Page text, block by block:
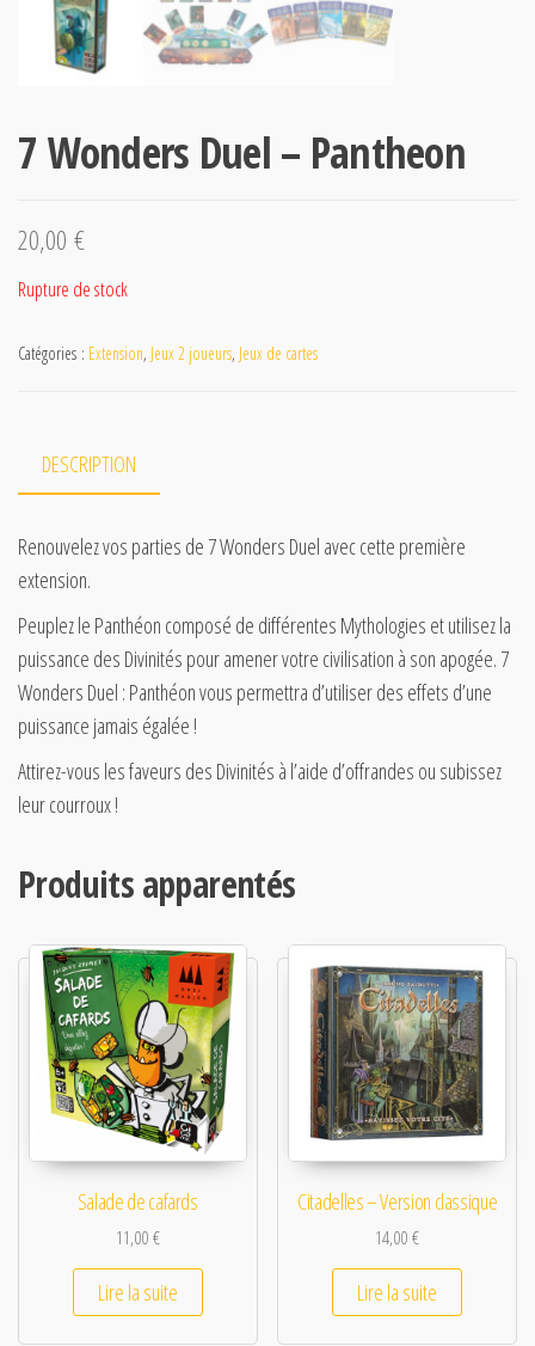
7 Wonders Duel – Pantheon
20,00 €
Rupture de stock
Catégories : Extension, Jeux 2 joueurs, Jeux de cartes
DESCRIPTION
Renouvelez vos parties de 7 Wonders Duel avec cette première
extension.
Peuplez le Panthéon composé de différentes Mythologies et utilisez la
puissance des Divinités pour amener votre civilisation à son apogée. 7
Wonders Duel : Panthéon vous permettra d’utiliser des effets d’une
puissance jamais égalée !
Attirez-vous les faveurs des Divinités à l’aide d’offrandes ou subissez
leur courroux !
Produits apparentés
Salade de cafards
11,00€
Lire la suite
Citadelles – Version classique
14,00€
Lire la suite